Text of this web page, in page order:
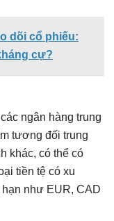
dõi cổ phiếu:
cự?
ngân hàng trung
tương đối trung
khác, có thể có
tiền tệ có xu
như EUR, CAD